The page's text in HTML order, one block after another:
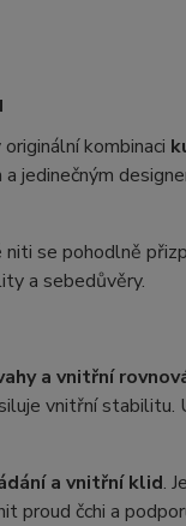
originální kombinaci
jedinečným
se pohodlně
a sebedůvěry.
a vnitřní
vnitřní
a vnitřní klid.
proud čchi a